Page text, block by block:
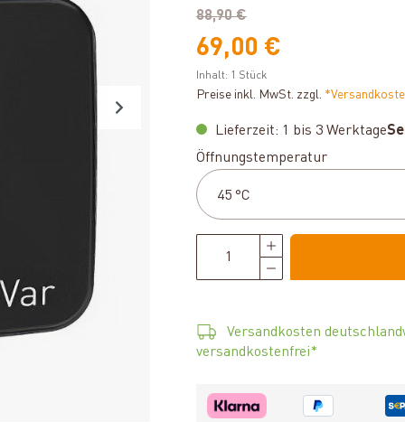
88,90 €
69,00 €
Inhalt: 1 Stück
Preise inkl. MwSt. zzgl.
Lieferzeit: 1 bis 3 Werktage
Öffnungstemperaturauswählen
Versandkosten
versandkostenfrei*